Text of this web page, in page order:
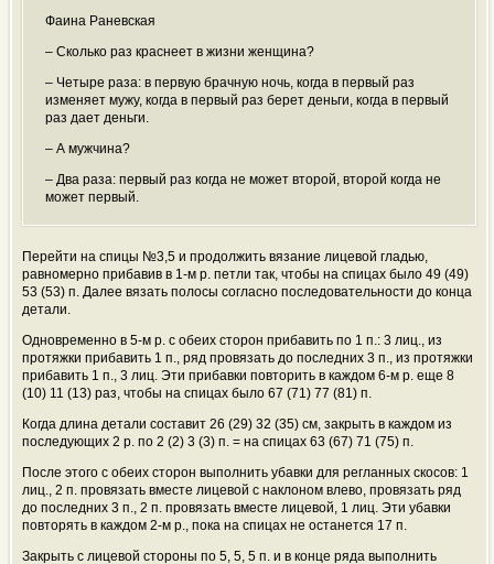
Фаина Раневская
– Сколько раз краснеет в жизни женщина?
– Четыре раза: в первую брачную ночь, когда в первый раз
изменяет мужу, когда в первый раз берет деньги, когда в первый
раз дает деньги.
– А мужчина?
– Два раза: первый раз когда не может второй, второй когда не
может первый.
Перейти на спицы №3,5 и продолжить вязание лицевой гладью,
равномерно прибавив в 1-м р. петли так, чтобы на спицах было 49 (49)
53 (53) п. Далее вязать полосы согласно последовательности до конца
детали.
Одновременно в 5-м р. с обеих сторон прибавить по 1 п.: 3 лиц., из
протяжки прибавить 1 п., ряд провязать до последних 3 п., из протяжки
прибавить 1 п., 3 лиц. Эти прибавки повторить в каждом 6-м р. еще 8
(10) 11 (13) раз, чтобы на спицах было 67 (71) 77 (81) п.
Когда длина детали составит 26 (29) 32 (35) см, закрыть в каждом из
последующих 2 р. по 2 (2) 3 (3) п. = на спицах 63 (67) 71 (75) п.
После этого с обеих сторон выполнить убавки для регланных скосов: 1
лиц., 2 п. провязать вместе лицевой с наклоном влево, провязать ряд
до последних 3 п., 2 п. провязать вместе лицевой, 1 лиц. Эти убавки
повторять в каждом 2-м р., пока на спицах не останется 17 п.
Закрыть с лицевой стороны по 5, 5, 5 п. и в конце ряда выполнить